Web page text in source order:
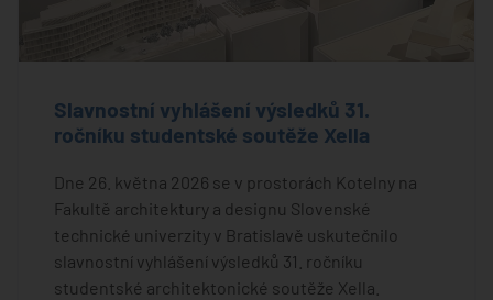
Slavnostní vyhlášení výsledků 31.
ročníku studentské soutěže Xella
Dne 26. května 2026 se v prostorách Kotelny na
Fakultě architektury a designu Slovenské
technické univerzity v Bratislavě uskutečnilo
slavnostní vyhlášení výsledků 31. ročníku
studentské architektonické soutěže Xella.